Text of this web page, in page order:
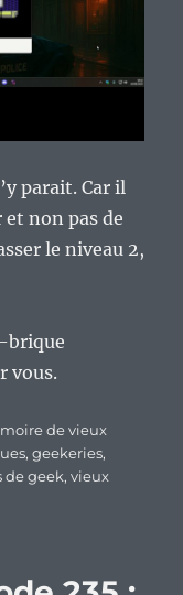
parait. Car il
non pas de
le niveau 2,
brique
vous.
de vieux
,geekeries,
de geek,vieux